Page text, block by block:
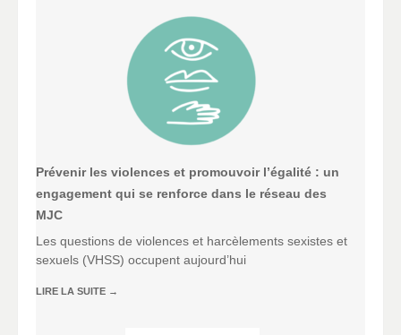
Prévenir les violences et promouvoir l’égalité : un
engagement qui se renforce dans le réseau des
MJC
Les questions de violences et harcèlements sexistes et
sexuels (VHSS) occupent aujourd’hui
LIRE LA SUITE →